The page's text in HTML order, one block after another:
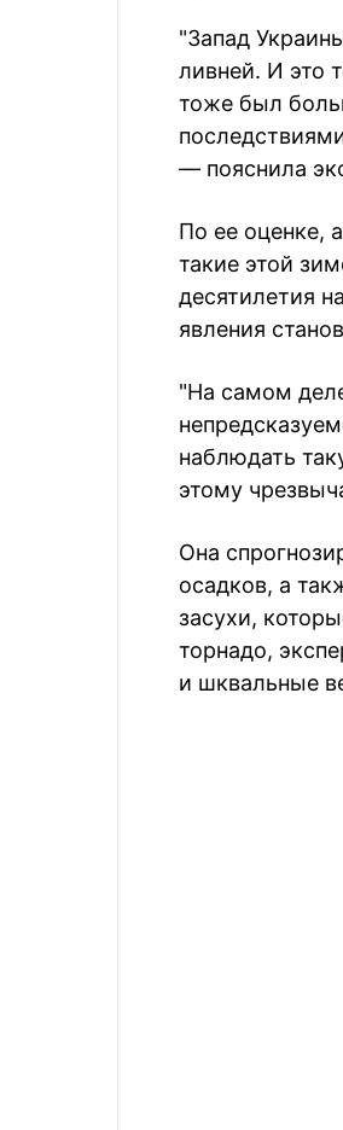
"Запад
ливней. И это
тоже был
— пояснила
По ее оценке,
такие этой
десятилетия
явления
"На самом
наблюдать
этому
Она
осадков, а
засухи,
торнадо,
и шквальные